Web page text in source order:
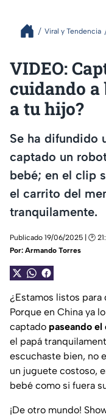
Viral y Tendencia
VIDEO:
cuidando a
a tu hijo?
Se ha difundido
captado un
bebé; en el clip
el carrito del
tranquilamente.
Publicado 19/06/2025 | 🕑
Por: Armando Torres
¿Estamos listos
Porque en China ya
captado paseando
el papá
escuchaste bien, no
un juguete costoso,
bebé como si fuera
¡De otro mundo!